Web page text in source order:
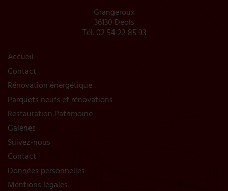
Grangeroux
36130 Deols
Tél. 02 54 22 85 93
Accueil
Contact
Rénovation énergétique
Parquets neufs et rénovations
Restauration Patrimoine
Galeries
Suivez-nous
Contact
Données personnelles
Mentions légales